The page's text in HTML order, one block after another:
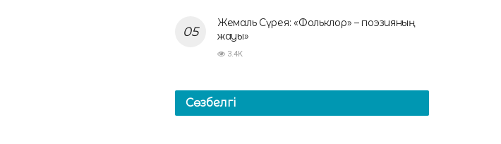
Жемаль Сүрея: «Фольклор» – поэзияның
жауы»
3.4K
Сөзбелгі